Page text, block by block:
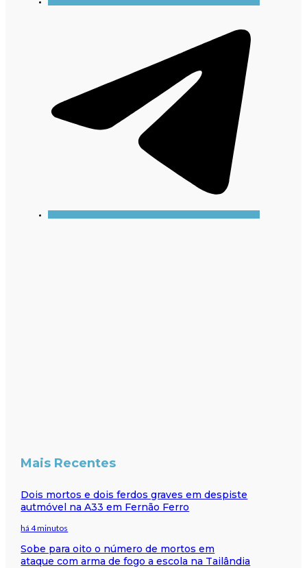
Mais Recentes
Dois mortos e dois ferdos graves em despiste
autmóvel na A33 em Fernão Ferro
há 4 minutos
Sobe para oito o número de mortos em
ataque com arma de fogo a escola na Tailândia